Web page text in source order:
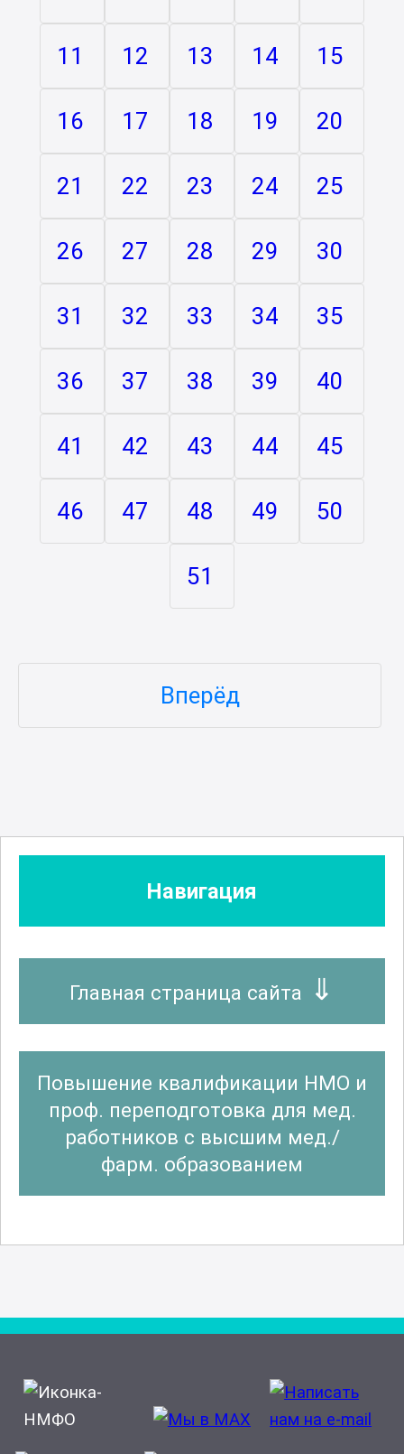
11 12 13 14 15
16 17 18 19 20
21 22 23 24 25
26 27 28 29 30
31 32 33 34 35
36 37 38 39 40
41 42 43 44 45
46 47 48 49 50
51
Вперёд
Навигация
Главная страница сайта
Повышение квалификации НМО и
проф. переподготовка для мед.
работников с высшим мед./
фарм. образованием